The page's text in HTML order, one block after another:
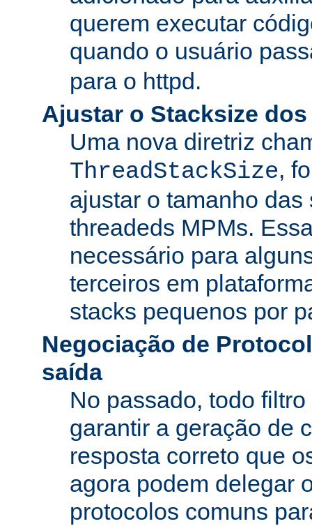
querem executar
quando o usuário
para o httpd.
Ajustar o Stacksize
Uma nova diretriz
ThreadStackSize,
ajustar o tamanho
threadeds MPMs.
necessário para
terceiros em
stacks pequenos por
Negociação de
saída
No passado, todo
garantir a geração de
resposta correto que
agora podem delegar
protocolos comuns